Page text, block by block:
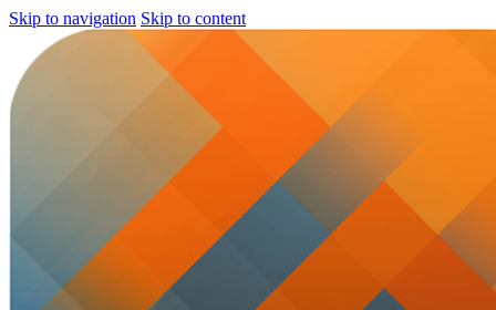
Skip to navigation Skip to content